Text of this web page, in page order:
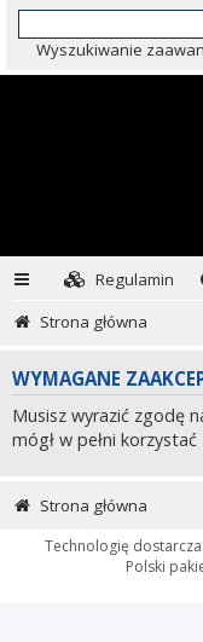
Wyszukiwanie
Regulamin
Strona główna
WYMAGANE
Musisz wyrazić zgodę
mógł w pełni
Strona główna
Technologię dostarcza
Polski